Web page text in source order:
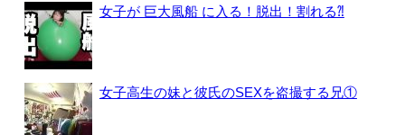
女子が 巨大風船 に入る！脱出！割れる⁈
女子高生の妹と彼氏のSEXを盗撮する兄①